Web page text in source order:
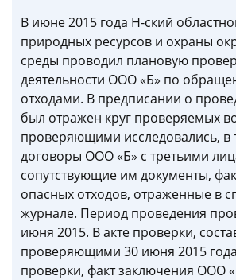
В июне 2015 года Н-ский
природных ресурсов и охраны
среды проводил плановую
деятельности ООО «Б» по
отходами. В предписании о
был отражен круг проверяемых
проверяющими исследовались, в
договоры ООО «Б» с третьими
сопутствующие им документы,
опасных отходов, отраженные в
журнале. Период проведения
июня 2015. В акте проверки,
проверяющими 30 июня 2015
проверки, факт заключения ООО